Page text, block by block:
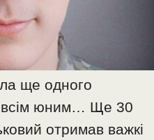
ще одного
юним… Ще 30
отримав важкі